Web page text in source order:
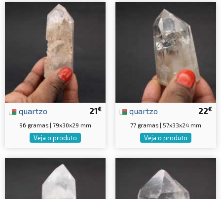
21€
quartzo
96 gramas | 79x30x29 mm
Veja o produto
22€
quartzo
77 gramas | 57x33x24 mm
Veja o produto